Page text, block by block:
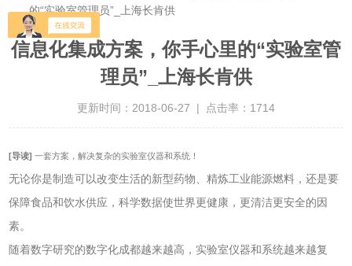
的“实验室管理员”_上海长肯供
信息化集成方案，你手心里的“实验室管
理员”_上海长肯供
更新时间：2018-06-27 | 点击率：1714
[导读] 一套方案，解决复杂的实验室仪器和系统！
无论你是制造可以改变生活的新型药物、精炼工业能源燃料，还是要
保障食品和饮水供应，科学数据使世界更健康，更清洁更安全的因
素。
随着数字研究的数字化成都越来越高，实验室仪器和系统越来越复